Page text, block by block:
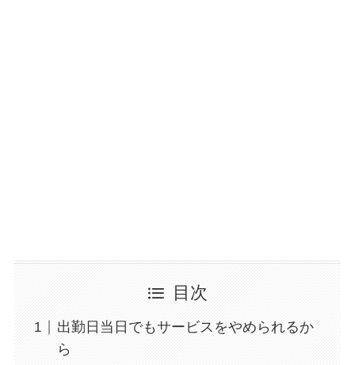
目次
出勤日当日でもサービスをやめられるか
ら